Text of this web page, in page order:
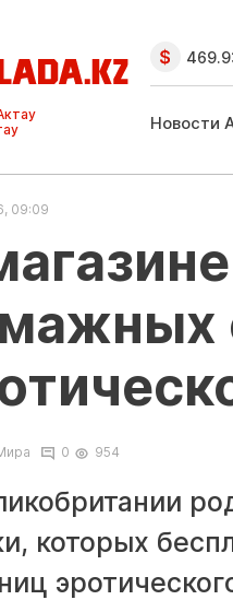
Новости
09:09
0 954
которых